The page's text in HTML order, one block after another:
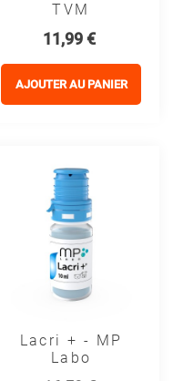
TVM
Prix
11,99 €
AJOUTER AU PANIER
Lacri + - MP
Labo